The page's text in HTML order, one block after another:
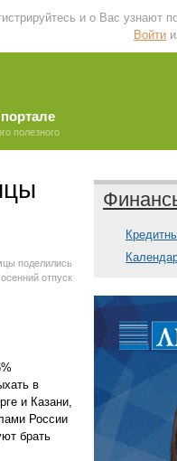
и о Вас узнают
Войти
полезного
поделились
отпуск
в
и Казани,
России
брать